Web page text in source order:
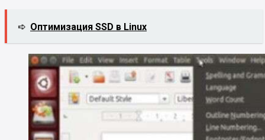
➪ Оптимизация SSD в Linux